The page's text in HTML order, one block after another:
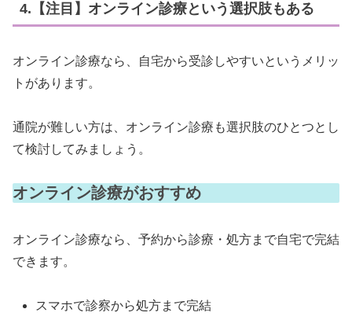
4.【注目】オンライン診療という選択肢もある
オンライン診療なら、自宅から受診しやすいというメリッ
トがあります。
通院が難しい方は、オンライン診療も選択肢のひとつとし
て検討してみましょう。
オンライン診療がおすすめ
オンライン診療なら、予約から診療・処方まで自宅で完結
できます。
スマホで診察から処方まで完結